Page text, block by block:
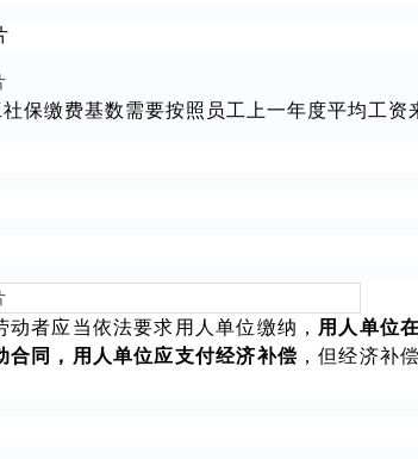
社保缴费基数需要按照员工上一年度平均工资
者应当依法要求用人单位缴纳， 用人单位
同，用人单位应支付经济补偿 ，但经济补